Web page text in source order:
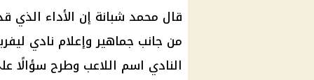
قال محمد شبانة إن الأداء
من جانب جماهير وإعلام نادي
النادي اسم اللاعب وطرح سؤالًا